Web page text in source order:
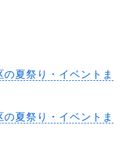
夏祭り・イベントま
夏祭り・イベントま